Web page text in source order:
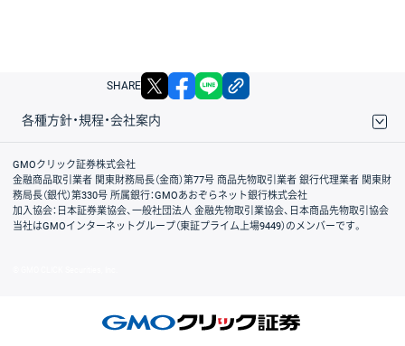
SHARE X facebook
各種方針・規程・会社案内
取引規程・約款
サイトマップ
その他のご案内
個人情報保護方針
最良執行方針
サイトのご利用について
ディスクレイマー
信託保全
リスク説明
会社案内
GMOクリック証券株式会社
金融商品取引業者 関東財務局長（金商）第77号 商品先物取引業者 銀行代理業者 関東財
務局長（銀代）第330号 所属銀行：GMOあおぞらネット銀行株式会社
加入協会：日本証券業協会、一般社団法人 金融先物取引業協会、日本商品先物取引協会
当社はGMOインターネットグループ（東証プライム上場9449）のメンバーです。